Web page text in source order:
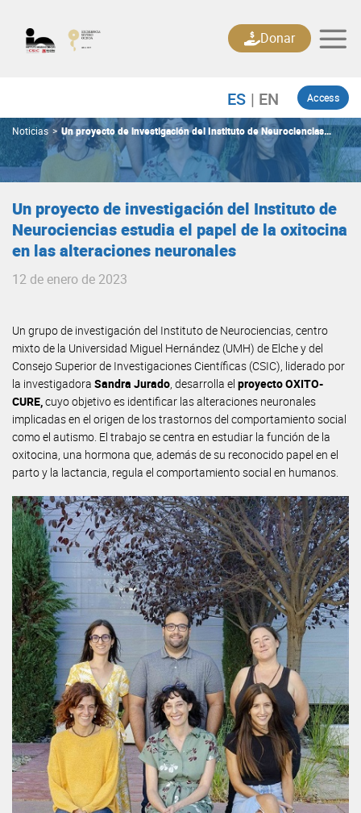
content
Access
Donar
Noticias > Un proyecto de investigación del Instituto de Neurociencias
estudia el papel de la oxitocina en las alteraciones neuronales
Un proyecto de investigación del Instituto de
Neurociencias estudia el papel de la oxitocina
en las alteraciones neuronales
12 de enero de 2023
Un grupo de investigación del Instituto de Neurociencias, centro
mixto de la Universidad Miguel Hernández (UMH) de Elche y del
Consejo Superior de Investigaciones Científicas (CSIC), liderado por
la investigadora Sandra Jurado, desarrolla el proyecto OXITO-
CURE,cuyo objetivo es identificar las alteraciones neuronales
implicadas en el origen de los trastornos del comportamiento social
como el autismo. El trabajo se centra en estudiar la función de la
oxitocina, una hormona que, además de su reconocido papel en el
parto y la lactancia, regula el comportamiento social en humanos.